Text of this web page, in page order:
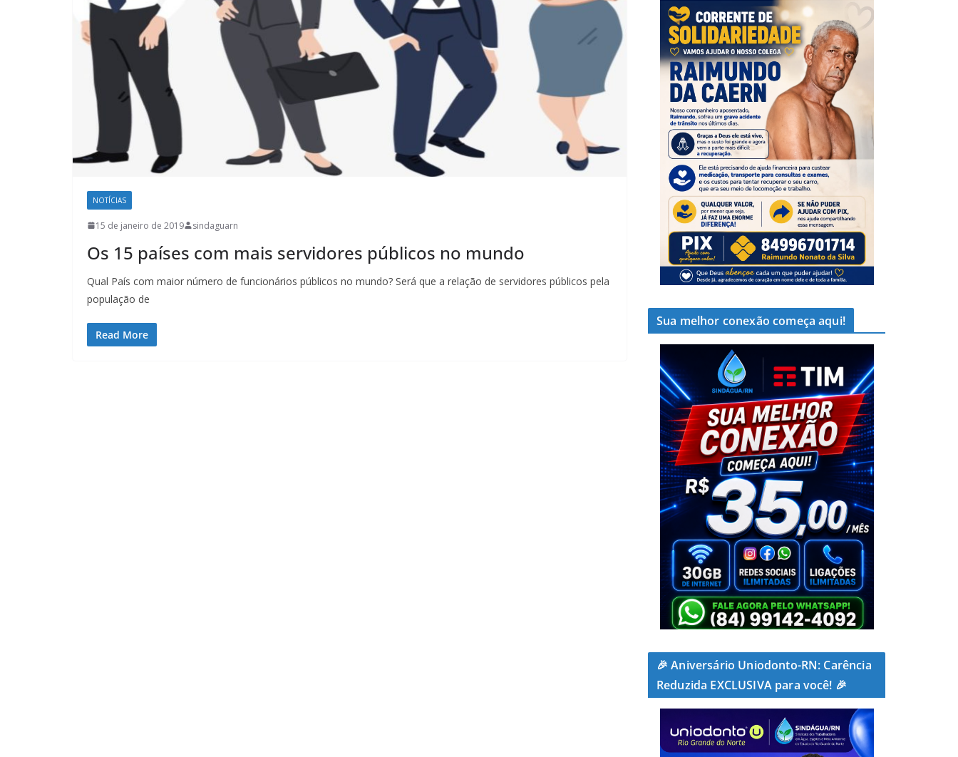
NOTÍCIAS
15 de janeiro de 2019 sindaguarn
Os 15 países com mais servidores públicos no mundo
Qual País com maior número de funcionários públicos no mundo? Será que a relação de servidores públicos pela
população de
Read More
Sua melhor conexão começa aqui!
🎉 Aniversário Uniodonto-RN: Carência
Reduzida EXCLUSIVA para você! 🎉